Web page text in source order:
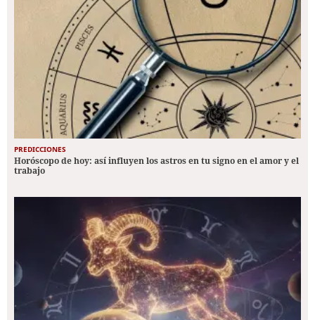
PREDICCIONES
Horóscopo de hoy: así influyen los astros en tu signo en el amor y el
trabajo